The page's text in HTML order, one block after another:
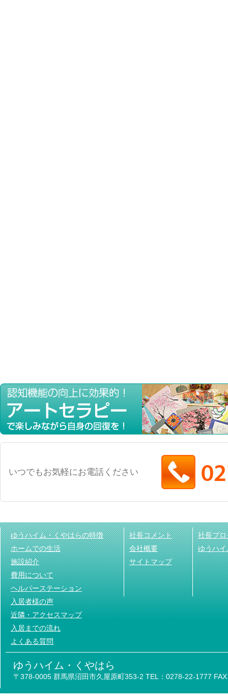
いつでもお気軽にお電話ください
ゆうハイム・くやはらの特徴
ホームでの生活
施設紹介
費用について
ヘルパーステーション
入居者様の声
近隣・アクセスマップ
入居までの流れ
よくある質問
社長コメント
会社概要
サイトマップ
社長ブロ
ゆうハ
ゆうハイム・くやはら
〒378-0005 群馬県沼田市久屋原町353-2 TEL：0278-22-1777